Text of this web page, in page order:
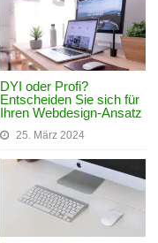
DYI oder Profi?
Entscheiden Sie sich für
Ihren Webdesign-Ansatz
25. März 2024